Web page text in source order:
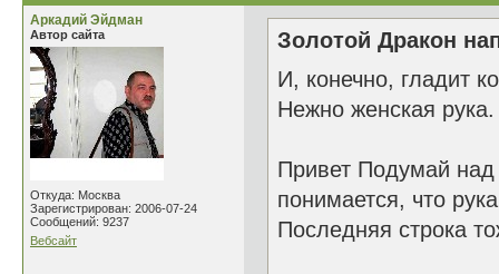
Аркадий Эйдман
Автор сайта
Откуда: Москва
Зарегистрирован: 2006-07-24
Сообщений: 9237
Вебсайт
Золотой Дракон
И, конечно, гладит
Нежно женская рука.
Привет Подумай над
понимается, что
Последняя строка